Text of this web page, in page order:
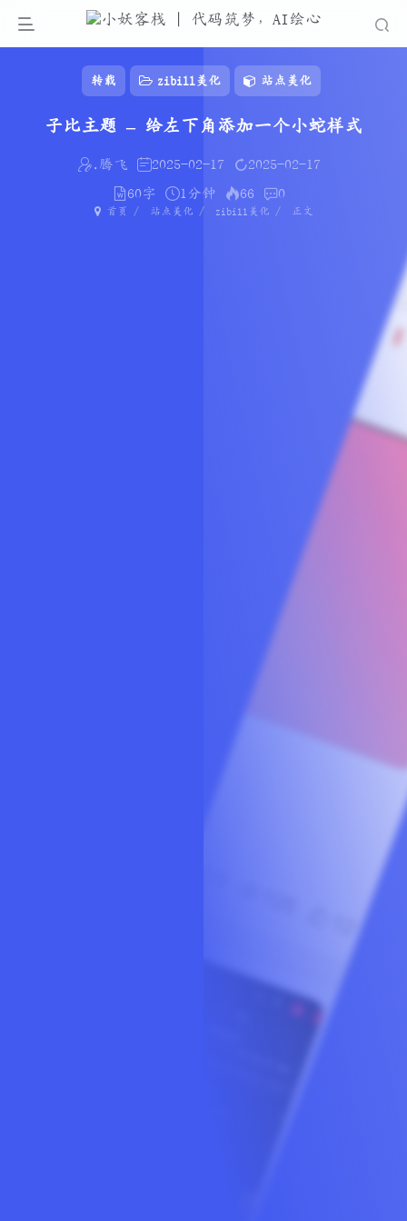
转载 zibill美化 站点美化
子比主题 – 给左下角添加一个小蛇样式
.腾飞 2025-02-17
2025-02-17
60字
1分钟 66 0
首页 站点美化 zibill美化 正文